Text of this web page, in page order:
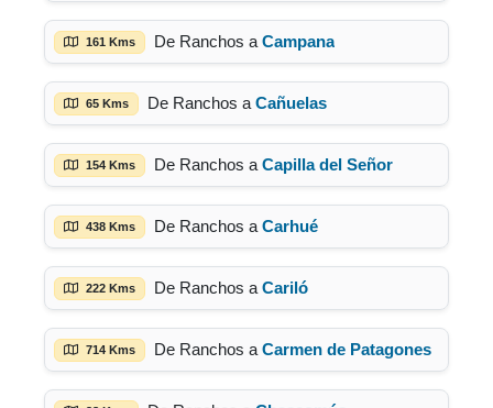
161 Kms De Ranchos a Campana
65 Kms De Ranchos a Cañuelas
154 Kms De Ranchos a Capilla del Señor
438 Kms De Ranchos a Carhué
222 Kms De Ranchos a Cariló
714 Kms De Ranchos a Carmen de Patagones